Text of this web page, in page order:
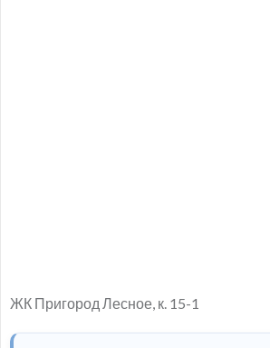
ЖК Пригород Лесное, к. 15-1